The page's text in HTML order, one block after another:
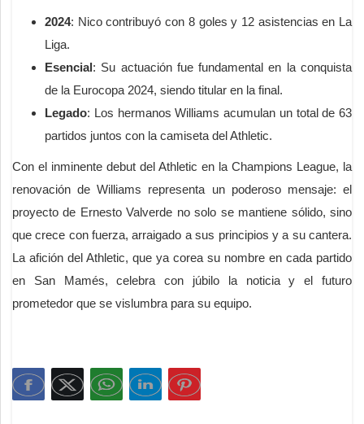
2024: Nico contribuyó con 8 goles y 12 asistencias en La
Liga.
Esencial: Su actuación fue fundamental en la conquista
de la Eurocopa 2024, siendo titular en la final.
Legado: Los hermanos Williams acumulan un total de 63
partidos juntos con la camiseta del Athletic.
Con el inminente debut del Athletic en la Champions League, la
renovación de Williams representa un poderoso mensaje: el
proyecto de Ernesto Valverde no solo se mantiene sólido, sino
que crece con fuerza, arraigado a sus principios y a su cantera.
La afición del Athletic, que ya corea su nombre en cada partido
en San Mamés, celebra con júbilo la noticia y el futuro
prometedor que se vislumbra para su equipo.